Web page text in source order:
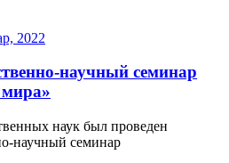
2022
научный семинар
наук был проведен
научный семинар